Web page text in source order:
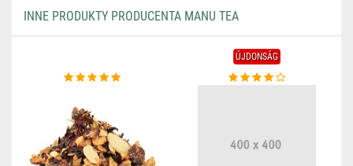
INNE PRODUKTY PRODUCENTA MANU TEA
ÚJDONSÁG